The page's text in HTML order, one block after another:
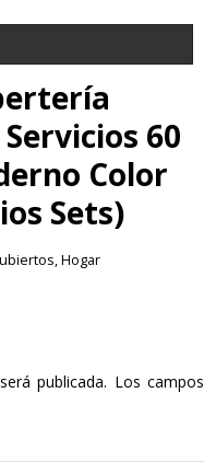
60
Color
Sets)
,Hogar
publicada. Los campos